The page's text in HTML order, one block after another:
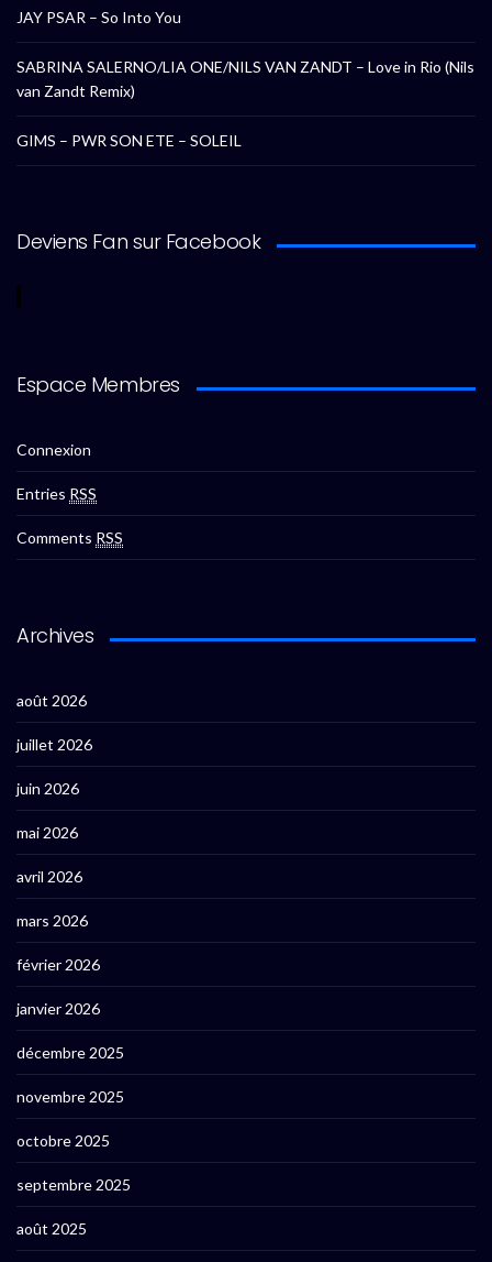
JAY PSAR – So Into You
SABRINA SALERNO/LIA ONE/NILS VAN ZANDT – Love in Rio (Nils
van Zandt Remix)
GIMS – PWR SON ETE – SOLEIL
Deviens Fan sur Facebook
Espace Membres
Connexion
Entries RSS
Comments RSS
Archives
août 2026
juillet 2026
juin 2026
mai 2026
avril 2026
mars 2026
février 2026
janvier 2026
décembre 2025
novembre 2025
octobre 2025
septembre 2025
août 2025